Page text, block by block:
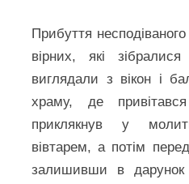
Прибуття несподіваного
вірних, які
виглядали з вікон і
храму, де
приклякнув у
вівтарем, а потім
залишивши в дарунок